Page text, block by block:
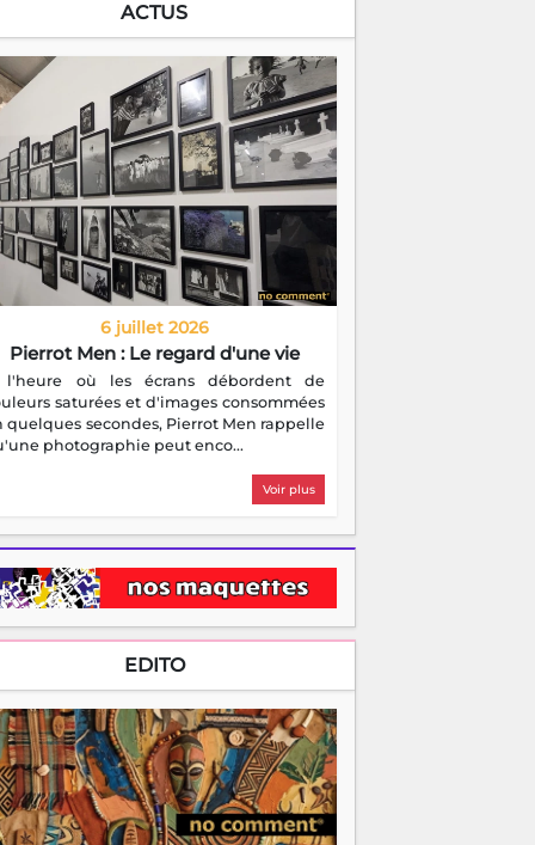
ACTUS
6 juillet 2026
Pierrot Men : Le regard d'une vie
l'heure où les écrans débordent de
saturées et d'images consommées
quelques secondes, Pierrot Men rappelle
photographie peut enco...
Voir plus
EDITO